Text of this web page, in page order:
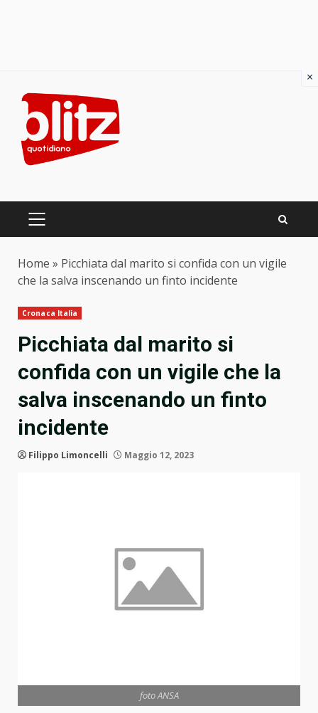
content
PRIMARY
Home » Picchiata dal marito si confida con un vigile
che la salva inscenando un finto incidente
Cronaca Italia
Picchiata dal marito si
confida con un vigile che la
salva inscenando un finto
incidente
Filippo Limoncelli Maggio 12, 2023
foto ANSA
×